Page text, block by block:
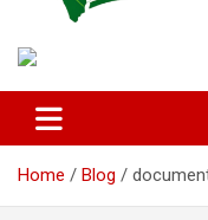
Hindustan
Home Blog